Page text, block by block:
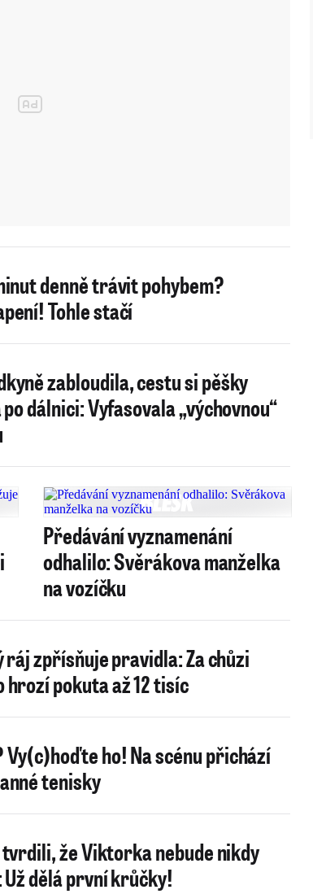
denně trávit pohybem?
Tohle stačí
zabloudila, cestu si pěšky
dálnici: Vyfasovala „výchovnou“
Předávání vyznamenání
odhalilo: Svěrákova manželka
na vozíčku
zpřísňuje pravidla: Za chůzi
hrozí pokuta až 12 tisíc
ho! Na scénu přichází
tenisky
že Viktorka nebude nikdy
dělá první krůčky!